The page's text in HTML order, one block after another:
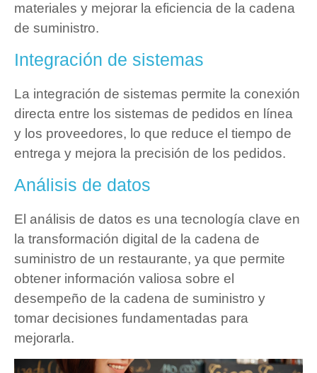
materiales y mejorar la eficiencia de la cadena
de suministro.
Integración de sistemas
La integración de sistemas permite la conexión
directa entre los sistemas de pedidos en línea
y los proveedores, lo que reduce el tiempo de
entrega y mejora la precisión de los pedidos.
Análisis de datos
El análisis de datos es una tecnología clave en
la transformación digital de la cadena de
suministro de un restaurante, ya que permite
obtener información valiosa sobre el
desempeño de la cadena de suministro y
tomar decisiones fundamentadas para
mejorarla.